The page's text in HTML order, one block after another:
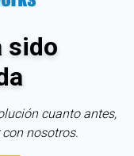
sido
cuanto antes,
nosotros.